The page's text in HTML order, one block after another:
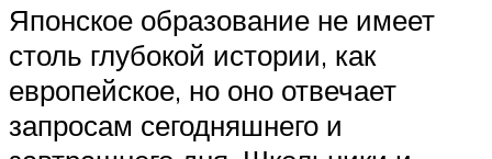
Японское образование не имеет
столь глубокой истории, как
европейское, но оно отвечает
запросам сегодняшнего и